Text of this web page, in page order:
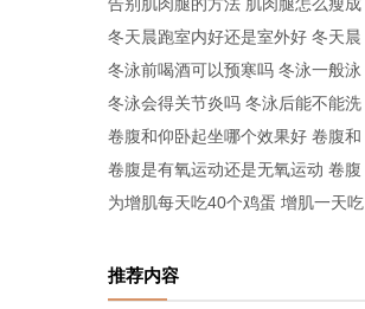
冬天晨跑室内好还是室外好 冬天晨
冬泳前喝酒可以预寒吗 冬泳一般泳
冬泳会得关节炎吗 冬泳后能不能洗
卷腹和仰卧起坐哪个效果好 卷腹和
卷腹是有氧运动还是无氧运动 卷腹
为增肌每天吃40个鸡蛋 增肌一天吃
推荐内容